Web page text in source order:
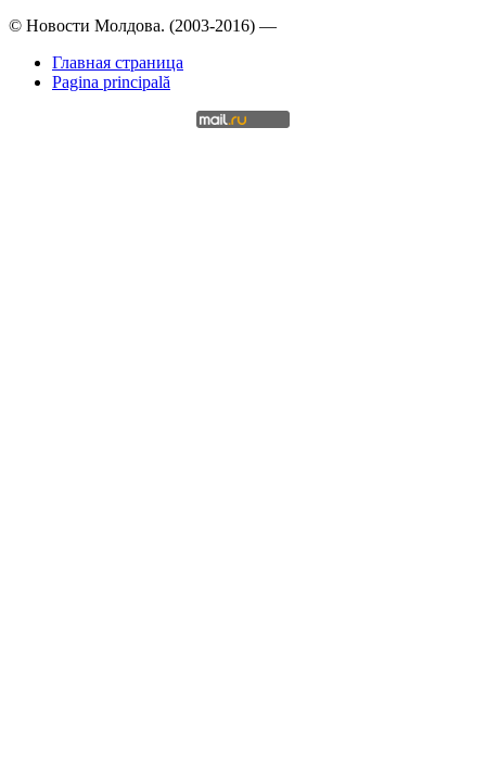
© Новости Молдова. (2003-2016) —
Главная страница
Pagina principală